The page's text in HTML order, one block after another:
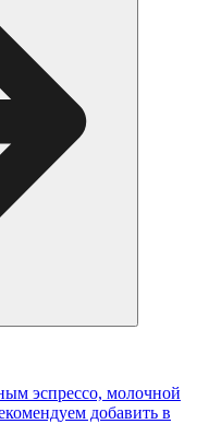
эспрессо, молочной
добавить в